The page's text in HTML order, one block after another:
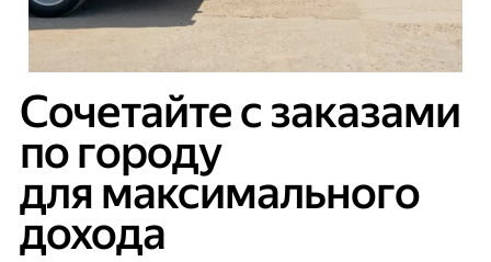
Сочетайте с заказами
по городу
для максимального
дохода